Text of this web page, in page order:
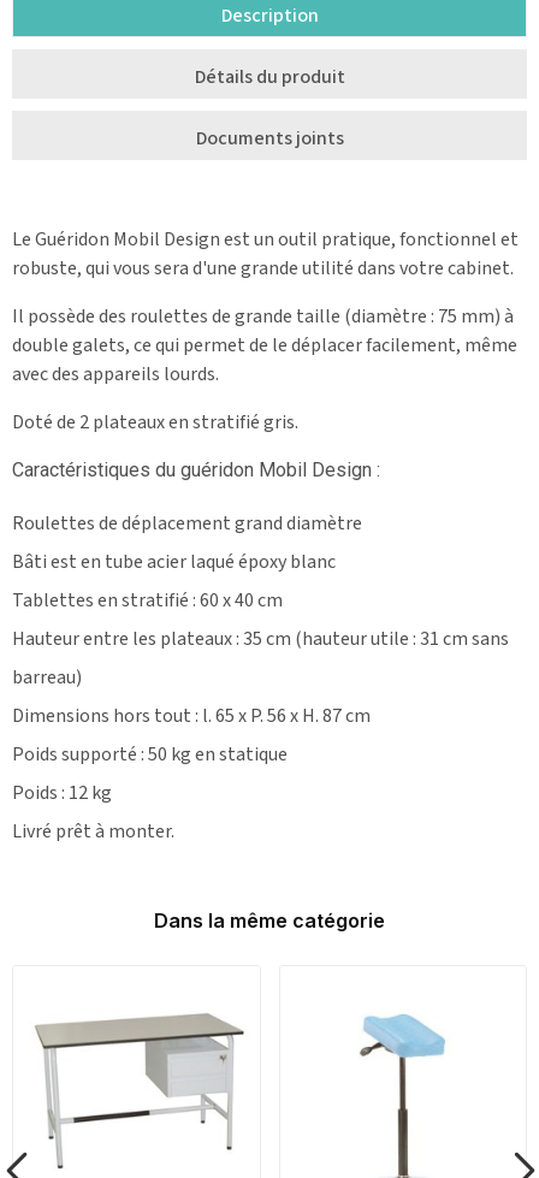
Description
Détails du produit
Documents joints
Le Guéridon Mobil Design est un outil pratique, fonctionnel et
robuste, qui vous sera d'une grande utilité dans votre cabinet.
Il possède des roulettes de grande taille (diamètre : 75 mm) à
double galets, ce qui permet de le déplacer facilement, même
avec des appareils lourds.
Doté de 2 plateaux en stratifié gris.
Caractéristiques du guéridon Mobil Design :
Roulettes de déplacement grand diamètre
Bâti est en tube acier laqué époxy blanc
Tablettes en stratifié : 60 x 40 cm
Hauteur entre les plateaux : 35 cm (hauteur utile : 31 cm sans
barreau)
Dimensions hors tout : l. 65 x P. 56 x H. 87 cm
Poids supporté : 50 kg en statique
Poids : 12 kg
Livré prêt à monter.
Dans la même catégorie